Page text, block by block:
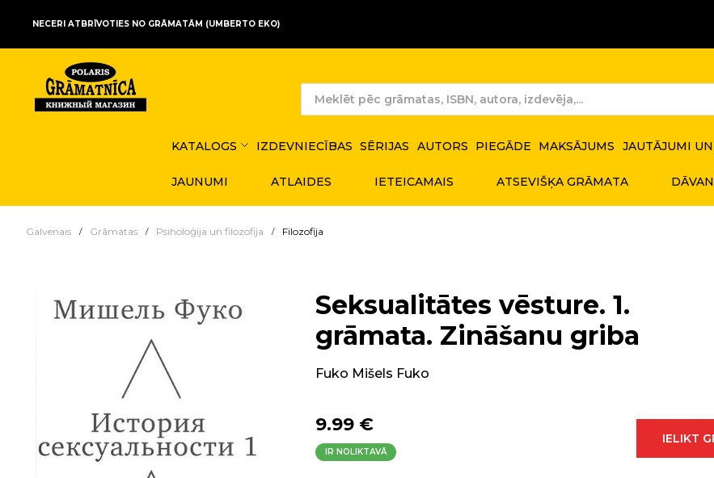
NECERI ATBRĪVOTIES NO GRĀMATĀM (UMBERTO EKO)
KATALOGS IZDEVNIECĪBAS SĒRIJAS AUTORS PIEGĀDE MAKSĀJUMS JAUTĀJUMI
JAUNUMI ATLAIDES IETEICAMAIS ATSEVIŠĶA GRĀMATA
Galvenais Grāmatas Psiholoģija un filozofija Filozofija
Seksualitātes vēsture. 1.
grāmata. Zināšanu griba
Fuko Mišels Fuko
9.99 €
IR NOLIKTAVĀ
IELIKT